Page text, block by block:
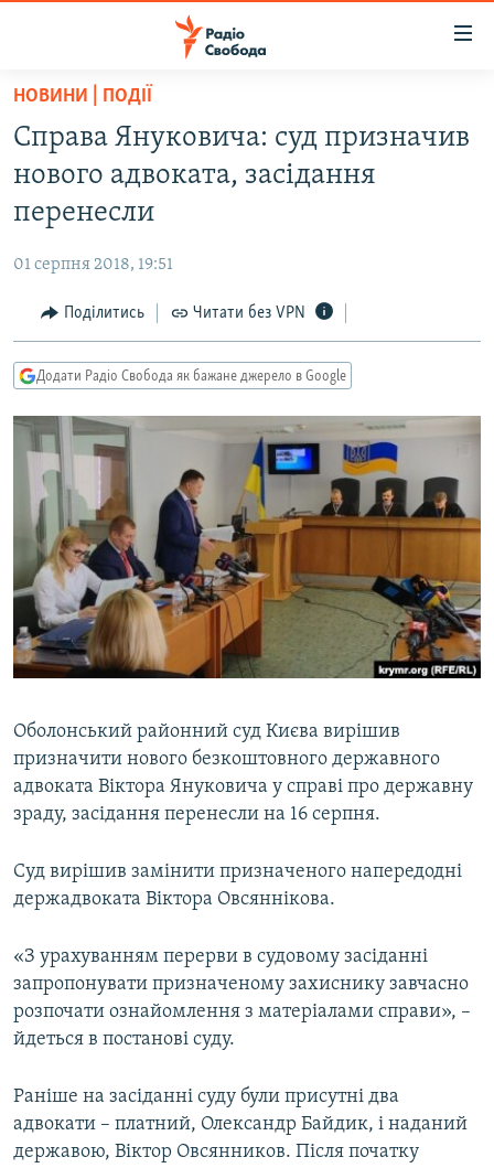
Перейти
основного
матеріалу
до
основної
навігації
Перейти
до
пошуку
ВСЕ ЗА ДОБУ
ЕКОНОМІКА
СУСПІЛЬСТВО
УКРАЇНА
СВІТ
РОСІЙСЬКА «ФІЛЬТРАЦІЯ»
ДОНБАС.РЕАЛІЇ
ТИ ЯК?
СХЕМИ
КИТАЙ.ВИКЛИКИ
МУЛЬТИМЕДІА
ФОТО
СПЕЦПРОЄКТИ
ПОДКАСТИ
РУС
УКР
КТАТ
ДОЛУЧАЙСЯ!
Усі сайти RFE/RL
НОВИНИ | ПОДІЇ
Справа Януковича: суд призначив
нового адвоката, засідання
перенесли
01 серпня 2018, 19:51
Поділитись Читати без VPN
Додати Радіо Свобода як бажане джерело в Google
Оболонський районний суд Києва вирішив
призначити нового безкоштовного державного
адвоката Віктора Януковича у справі про державну
зраду, засідання перенесли на 16 серпня.
Суд вирішив замінити призначеного напередодні
держадвоката Віктора Овсяннікова.
«З урахуванням перерви в судовому засіданні
запропонувати призначеному захиснику завчасно
розпочати ознайомлення з матеріалами справи», –
йдеться в постанові суду.
Раніше на засіданні суду були присутні два
адвокати – платний, Олександр Байдик, і наданий
державою, Віктор Овсянников. Після початку